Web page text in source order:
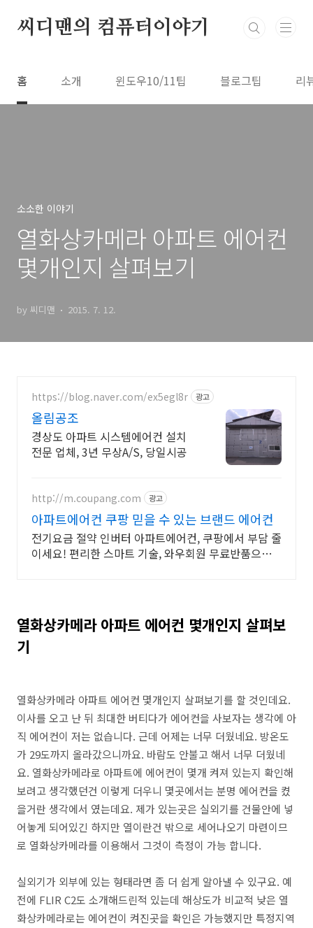
씨디맨의 컴퓨터이야기
홈 소개 윈도우10/11팁 블로그팁 리
소소한 이야기
열화상카메라 아파트 에어컨
몇개인지 살펴보기
by 씨디맨 2015. 7. 12.
https://blog.naver.com/ex5egl8r 광고
올림공조
경상도 아파트 시스템에어컨 설치
전문 업체, 3년 무상A/S, 당일시공
http://m.coupang.com 광고
아파트에어컨 쿠팡 믿을 수 있는 브랜드 에어컨
전기요금 절약 인버터 아파트에어컨, 쿠팡에서 부담 줄
이세요! 편리한 스마트 기술, 와우회원 무료반품으로
열화상카메라 아파트 에어컨 몇개인지 살펴보
기
열화상카메라 아파트 에어컨 몇개인지 살펴보기를 할 것인데요.
이사를 오고 난 뒤 최대한 버티다가 에어컨을 사보자는 생각에 아
직 에어컨이 저는 없습니다. 근데 어제는 너무 더웠네요. 방온도
가 29도까지 올라갔으니까요. 바람도 안불고 해서 너무 더웠네
요. 열화상카메라로 아파트에 에어컨이 몇개 켜져 있는지 확인해
보려고 생각했던건 이렇게 더우니 몇곳에서는 분명 에어컨을 켰
을거란 생각에서 였는데요. 제가 있는곳은 실외기를 건물안에 넣
어놓게 되어있긴 하지만 열이란건 밖으로 세어나오기 마련이므
로 열화상카메라를 이용해서 그것이 측정이 가능 합니다.
실외기가 외부에 있는 형태라면 좀 더 쉽게 알아낼 수 있구요. 예
전에 FLIR C2도 소개해드린적 있는데 해상도가 비교적 낮은 열
화상카메라로는 에어컨이 켜진곳을 확인은 가능했지만 특정지역